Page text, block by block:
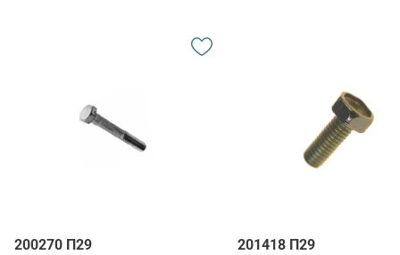
200270 П29
201418 П29